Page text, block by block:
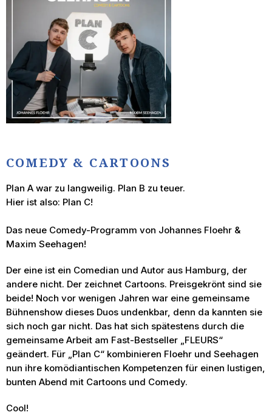
COMEDY & CARTOONS
Plan A war zu langweilig. Plan B zu teuer.
Hier ist also: Plan C!
Das neue Comedy-Programm von Johannes Floehr &
Maxim Seehagen!
Der eine ist ein Comedian und Autor aus Hamburg, der
andere nicht. Der zeichnet Cartoons. Preisgekrönt sind sie
beide! Noch vor wenigen Jahren war eine gemeinsame
Bühnenshow dieses Duos undenkbar, denn da kannten sie
sich noch gar nicht. Das hat sich spätestens durch die
gemeinsame Arbeit am Fast-Bestseller „FLEURS“
geändert. Für „Plan C“ kombinieren Floehr und Seehagen
nun ihre komödiantischen Kompetenzen für einen lustigen,
bunten Abend mit Cartoons und Comedy.
Cool!